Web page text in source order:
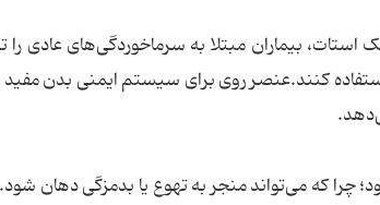
بیماران مبتلا به سرماخوردگی‌های عادی را
قرص تا حداکثر ۱۰۰ میلی گرم در روز استفاده کنند.عنصر روی برای سیستم ایمنی بدن
که می‌تواند منجر به تهوع یا بدمزگی دهان شود.